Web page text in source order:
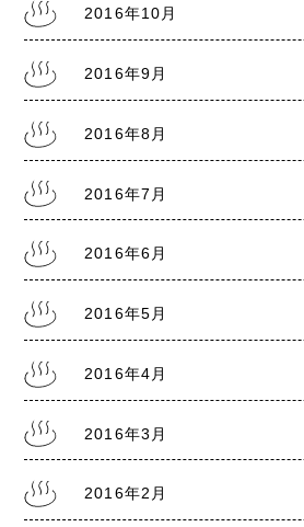
2016年10月
2016年9月
2016年8月
2016年7月
2016年6月
2016年5月
2016年4月
2016年3月
2016年2月